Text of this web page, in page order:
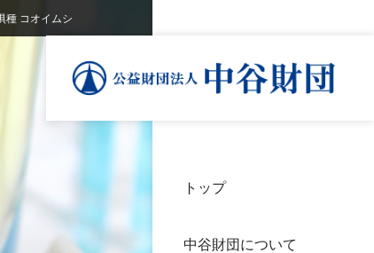
トップ
中谷財団について
種 コオイムシ